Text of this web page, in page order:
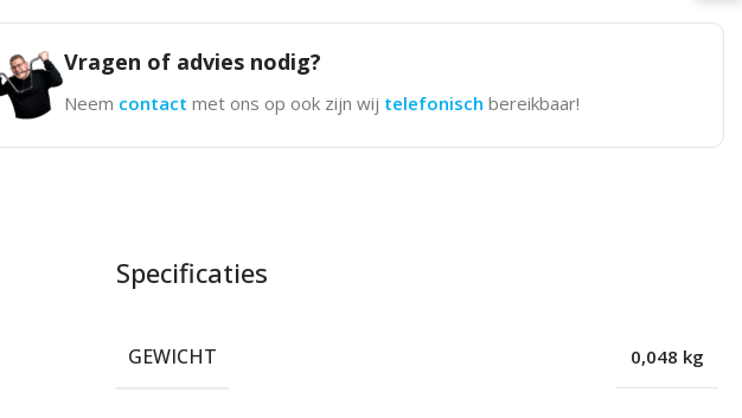
Vragen of advies nodig?
Neem contact met ons op ook zijn wij telefonisch bereikbaar!
Specificaties
GEWICHT 0,048 kg